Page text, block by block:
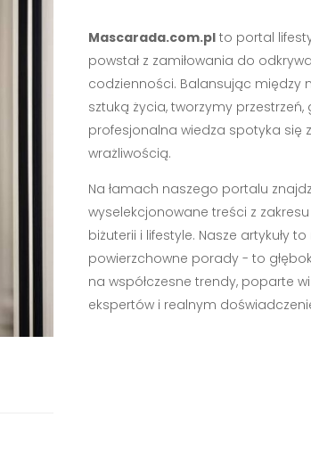
Mascarada.com.plto portal
powstał z zamiłowania do
codzienności. Balansując między
sztuką życia, tworzymy przestrzeń,
profesjonalna wiedza spotyka się
wrażliwością.
Na łamach naszego portalu
wyselekcjonowane treści z
biżuterii i lifestyle. Nasze artykuły
powierzchowne porady - to
na współczesne trendy, poparte
ekspertów i realnym